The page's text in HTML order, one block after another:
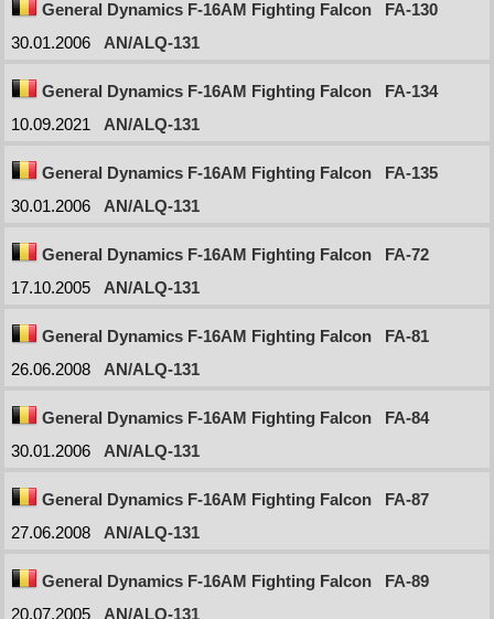
General Dynamics F-16AM Fighting Falcon
FA-130
30.01.2006
AN/ALQ-131
General Dynamics F-16AM Fighting Falcon
FA-134
10.09.2021
AN/ALQ-131
General Dynamics F-16AM Fighting Falcon
FA-135
30.01.2006
AN/ALQ-131
General Dynamics F-16AM Fighting Falcon
FA-72
17.10.2005
AN/ALQ-131
General Dynamics F-16AM Fighting Falcon
FA-81
26.06.2008
AN/ALQ-131
General Dynamics F-16AM Fighting Falcon
FA-84
30.01.2006
AN/ALQ-131
General Dynamics F-16AM Fighting Falcon
FA-87
27.06.2008
AN/ALQ-131
General Dynamics F-16AM Fighting Falcon
FA-89
20.07.2005
AN/ALQ-131